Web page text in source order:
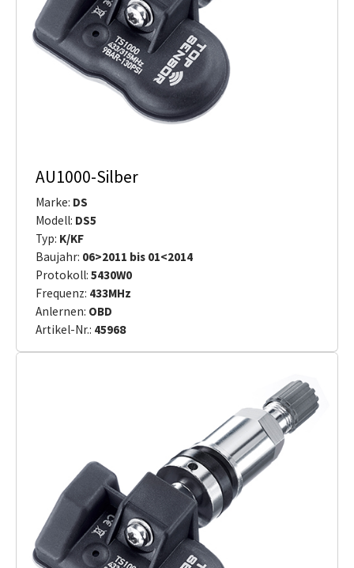
AU1000-Silber
Marke: DS
Modell: DS5
Typ: K/KF
Baujahr: 06>2011 bis 01<2014
Protokoll: 5430W0
Frequenz: 433MHz
Anlernen: OBD
Artikel-Nr.: 45968